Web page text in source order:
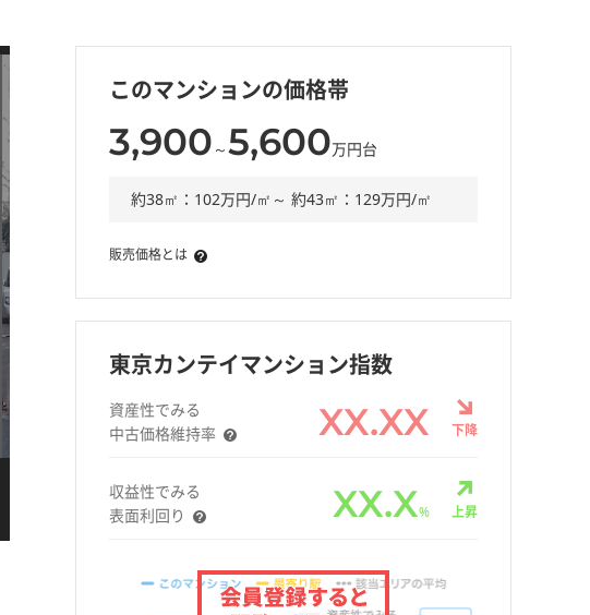
このマンションの価格帯
3,900 ～5,600万円台
約38㎡：102万円/㎡～ 約43㎡：129万円/㎡
販売価格とは
東京カンテイマンション指数
資産性でみる
中古価格維持率
XX.XX 下降
収益性でみる
表面利回り
XX.X% 上昇